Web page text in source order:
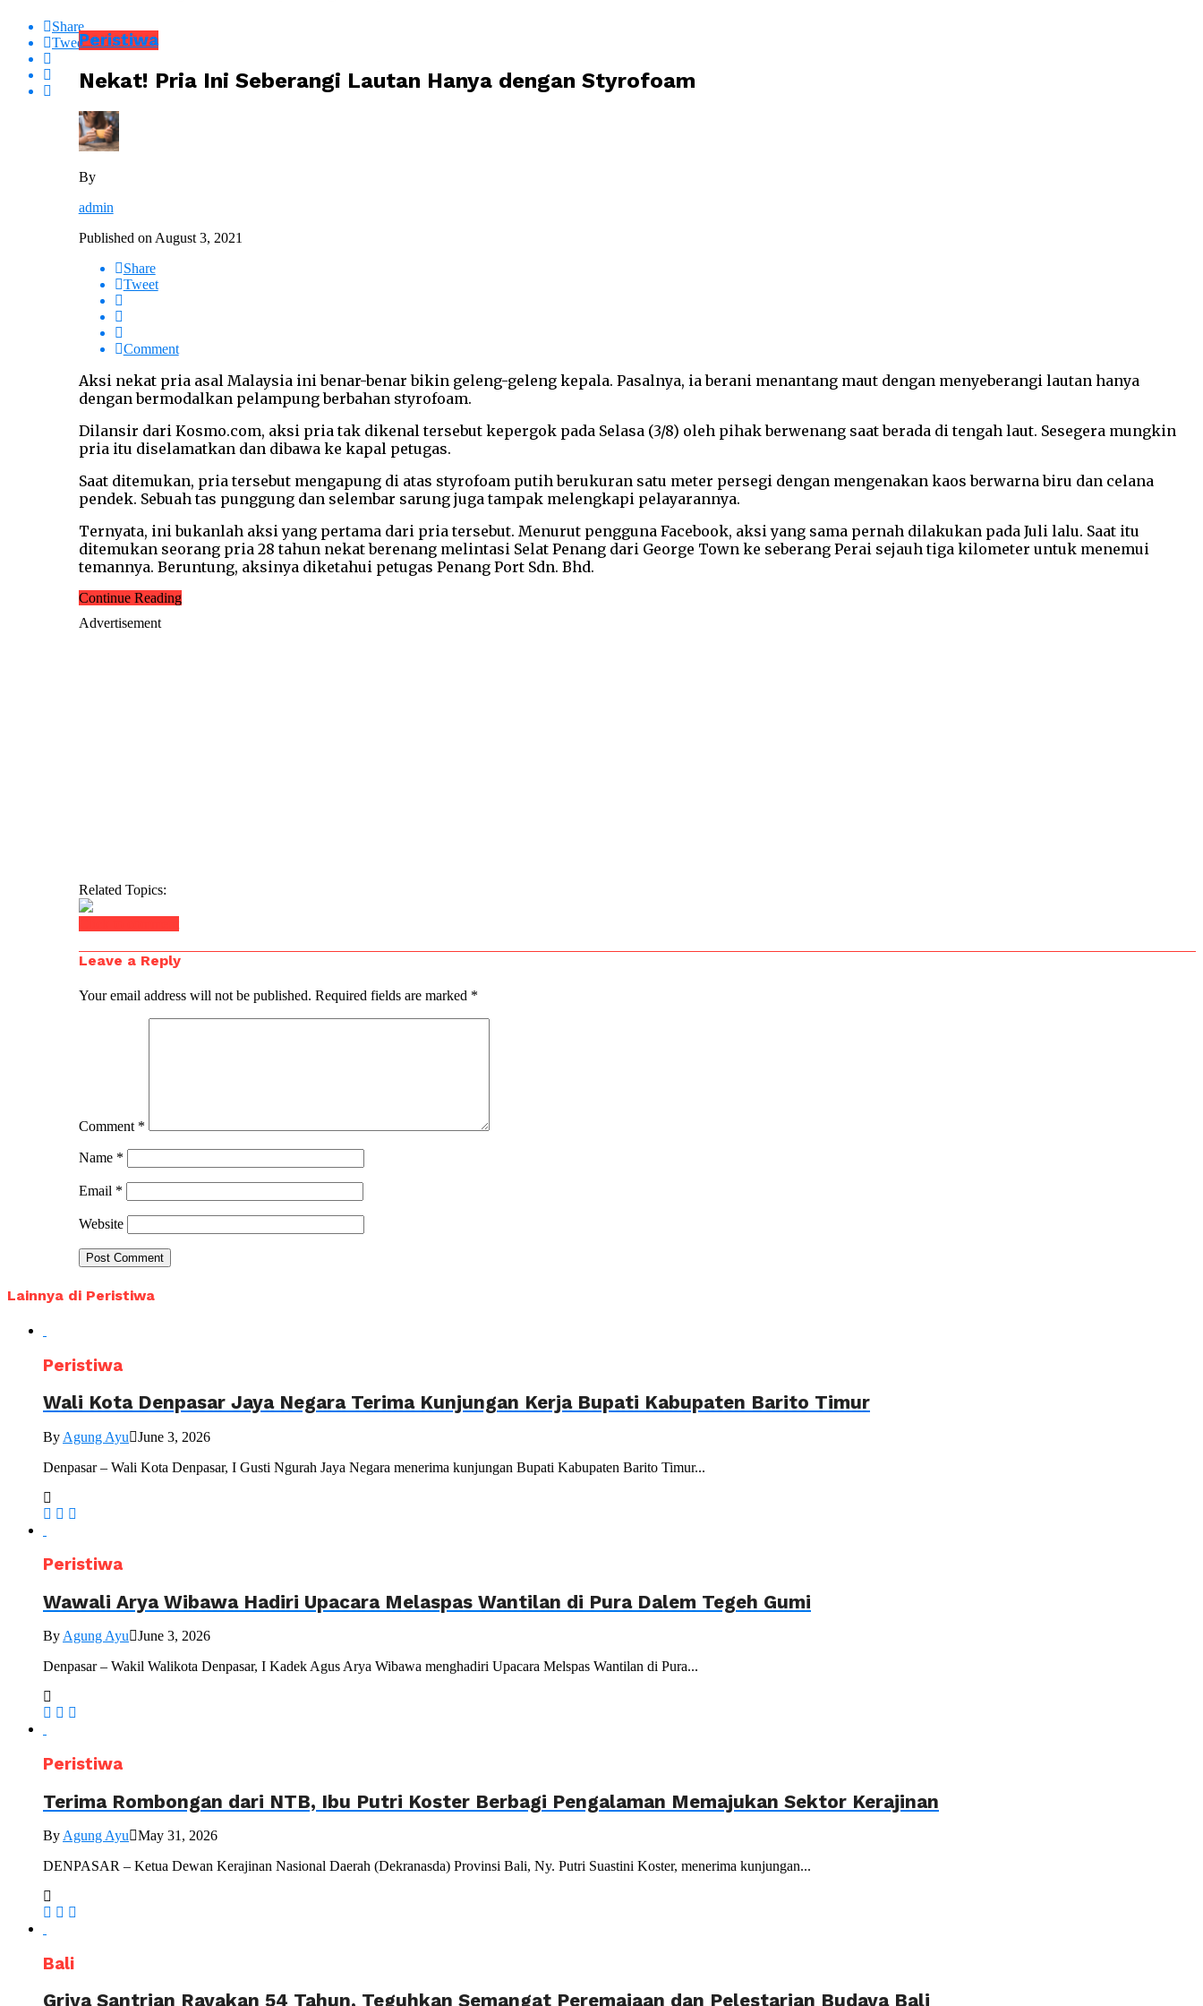
Share
TweetPeristiwa
Nekat! Pria Ini Seberangi Lautan Hanya dengan Styrofoam
By
admin
Published on August 3, 2021
Share
Tweet
Comment
Aksi nekat pria asal Malaysia ini benar-benar bikin geleng-geleng kepala. Pasalnya, ia berani menantang maut dengan menyeberangi lautan hanya
dengan bermodalkan pelampung berbahan styrofoam.
Dilansir dari Kosmo.com, aksi pria tak dikenal tersebut kepergok pada Selasa (3/8) oleh pihak berwenang saat berada di tengah laut. Sesegera mungkin
pria itu diselamatkan dan dibawa ke kapal petugas.
Saat ditemukan, pria tersebut mengapung di atas styrofoam putih berukuran satu meter persegi dengan mengenakan kaos berwarna biru dan celana
pendek. Sebuah tas punggung dan selembar sarung juga tampak melengkapi pelayarannya.
Ternyata, ini bukanlah aksi yang pertama dari pria tersebut. Menurut pengguna Facebook, aksi yang sama pernah dilakukan pada Juli lalu. Saat itu
ditemukan seorang pria 28 tahun nekat berenang melintasi Selat Penang dari George Town ke seberang Perai sejauh tiga kilometer untuk menemui
temannya. Beruntung, aksinya diketahui petugas Penang Port Sdn. Bhd.
Continue Reading
Advertisement
Related Topics:
Leave a Reply
Your email address will not be published. Required fields are marked *
Comment *
Name *
Email *
Website
Lainnya di Peristiwa
Peristiwa
Wali Kota Denpasar Jaya Negara Terima Kunjungan Kerja Bupati Kabupaten Barito Timur
By Agung Ayu
June 3, 2026
Denpasar – Wali Kota Denpasar, I Gusti Ngurah Jaya Negara menerima kunjungan Bupati Kabupaten Barito Timur...
Peristiwa
Wawali Arya Wibawa Hadiri Upacara Melaspas Wantilan di Pura Dalem Tegeh Gumi
By Agung Ayu
June 3, 2026
Denpasar – Wakil Walikota Denpasar, I Kadek Agus Arya Wibawa menghadiri Upacara Melspas Wantilan di Pura...
Peristiwa
Terima Rombongan dari NTB, Ibu Putri Koster Berbagi Pengalaman Memajukan Sektor Kerajinan
By Agung Ayu
May 31, 2026
DENPASAR – Ketua Dewan Kerajinan Nasional Daerah (Dekranasda) Provinsi Bali, Ny. Putri Suastini Koster, menerima kunjungan...
Bali
Griya Santrian Rayakan 54 Tahun, Teguhkan Semangat Peremajaan dan Pelestarian Budaya Bali